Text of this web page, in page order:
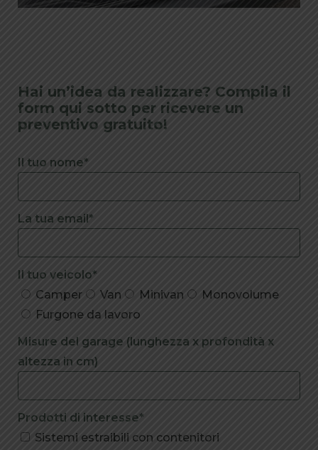
Hai un’idea da realizzare? Compila il
form qui sotto per ricevere un
preventivo gratuito!
Il tuo nome*
La tua email*
Il tuo veicolo*
Camper
Van Minivan
Monovolume
Furgone da lavoro
Misure del garage (lunghezza x profondità x
altezza in cm)
Prodotti di interesse*
Sistemi estraibili con contenitori